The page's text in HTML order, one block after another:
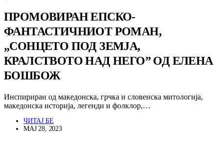
ПРОМОВИРАН ЕПСКО-
ФАНТАСТИЧНИОТ РОМАН,
„СОНЦЕТО ПОД ЗЕМЈА,
КРАЛСТВОТО НАД НЕГО” ОД ЕЛЕНА
БОШБОЖ
Инспириран од македонска, грчка и словенска митологија,
македонска историја, легенди и фолклор,…
ЧИТАЈ БЕ
МАЈ 28, 2023